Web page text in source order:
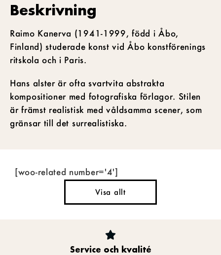
Beskrivning
Raimo Kanerva (1941-1999, född i Åbo,
Finland) studerade konst vid Åbo konstförenings
ritskola och i Paris.
Hans alster är ofta svartvita abstrakta
kompositioner med fotografiska förlagor. Stilen
är främst realistisk med våldsamma scener, som
gränsar till det surrealistiska.
[woo-related number='4']
Visa allt
Service och kvalité